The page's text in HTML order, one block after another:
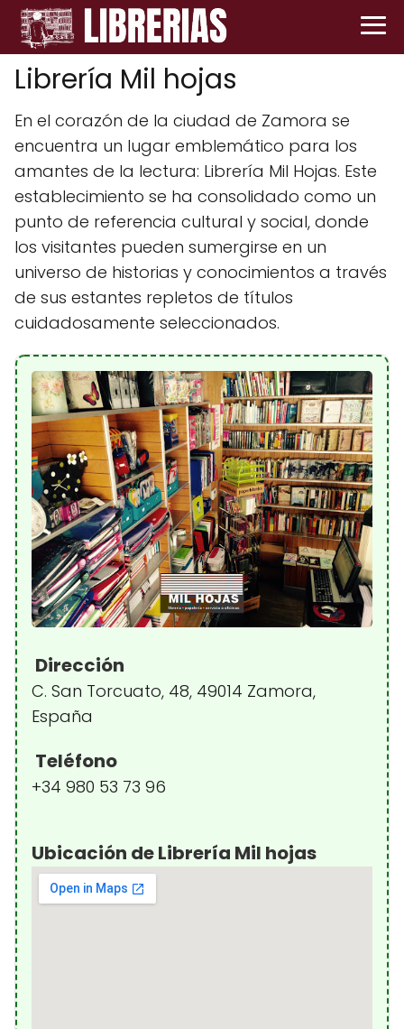
Librería Mil hojas
En el corazón de la ciudad de Zamora se
encuentra un lugar emblemático para los
amantes de la lectura: Librería Mil Hojas. Este
establecimiento se ha consolidado como un
punto de referencia cultural y social, donde
los visitantes pueden sumergirse en un
universo de historias y conocimientos a través
de sus estantes repletos de títulos
cuidadosamente seleccionados.
Dirección
C. San Torcuato, 48, 49014 Zamora,
España
Teléfono
+34 980 53 73 96
Ubicación de Librería Mil hojas